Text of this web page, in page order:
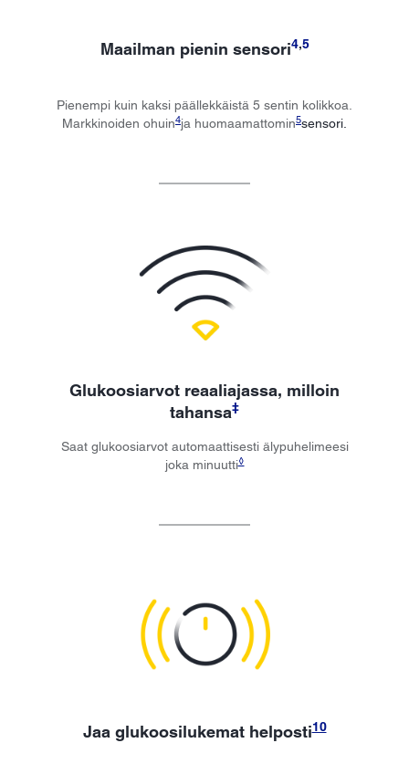
Maailman pienin sensori4,5
Pienempi kuin kaksi päällekkäistä 5 sentin kolikkoa.
Markkinoiden ohuin4ja huomaamattomin5sensori.
Glukoosiarvot reaaliajassa, milloin
tahansa‡
Saat glukoosiarvot automaattisesti älypuhelimeesi
joka minuutti◊
Jaa glukoosilukemat helposti10